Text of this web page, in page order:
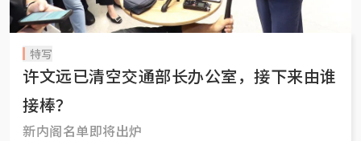
特写
许文远已清空交通部长办公室，接下来由谁
接棒？
新内阁名单即将出炉